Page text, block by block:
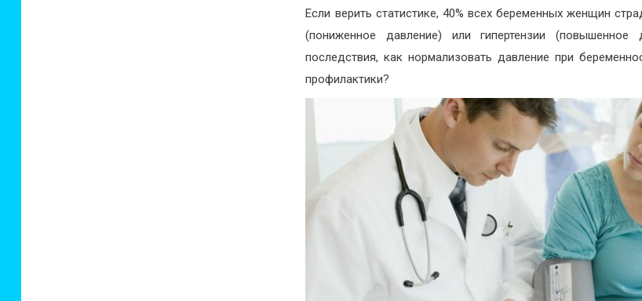
Если верить статистике, 40% всех беременных женщин
(пониженное давление) или гипертензии (повышенное
последствия, как нормализовать давление при
профилактики?